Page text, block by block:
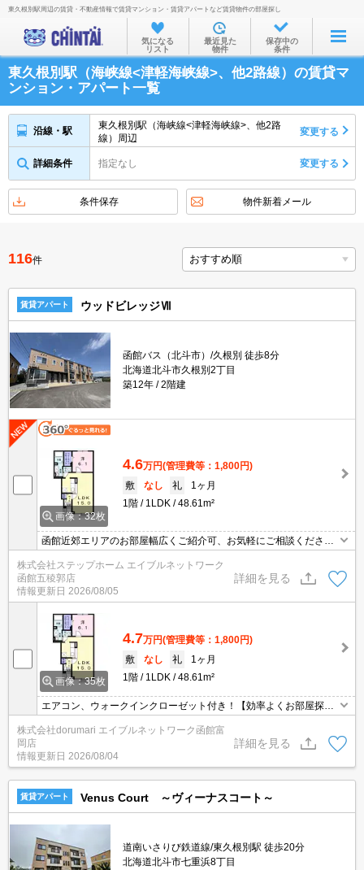
お部屋を探す
沿線・駅から
住所から
家賃相場から
不動産会社から
東久根別駅周辺の賃貸・不動産情報で賃貸マンション・賃貸アパートなど賃貸物件の部屋探し
気になる
リスト
最近見た
物件
保存中の
条件
東久根別駅（海峡線<津軽海峡線>、他2路線）の賃貸マ
ンション・アパート一覧
沿線・駅
東久根別駅（海峡線<津軽海峡線>、他2路
線）周辺
変更する
詳細条件 指定なし 変更する
条件保存 物件新着メール
116件
賃貸アパート ウッドビレッジⅦ
函館バス（北斗市）/久根別 徒歩8分
北海道北斗市久根別2丁目
築12年
2階建
画像：32枚
4.6万円(管理費等：1,800円)
敷
なし 礼
1ヶ月
1階
1LDK 48.61m²
函館近郊エリアのお部屋幅広くご紹介可、お気軽にご相談くださ
地ですよ♪収納がたっぷりできるウォークインクロゼットも有りま
す！
株式会社ステップホーム エイブルネットワーク
函館五稜郭店
情報更新日 2026/08/05
詳細を見る
画像：35枚
4.7万円(管理費等：1,800円)
敷
なし 礼
1ヶ月
1階
1LDK 48.61m²
エアコン、ウォークインクローゼット付き！【効率よくお部屋探し
んな時は「窓口を一つにして」エイブルNW函館富岡店へお任せく
ださい！どのお部屋でもご紹介、ご案内させていただきます。
株式会社dorumari エイブルネットワーク函館富
岡店
情報更新日 2026/08/04
詳細を見る
賃貸アパート Venus Court ～ヴィーナスコート～
道南いさりび鉄道線/東久根別駅 徒歩20分
北海道北斗市七重浜8丁目